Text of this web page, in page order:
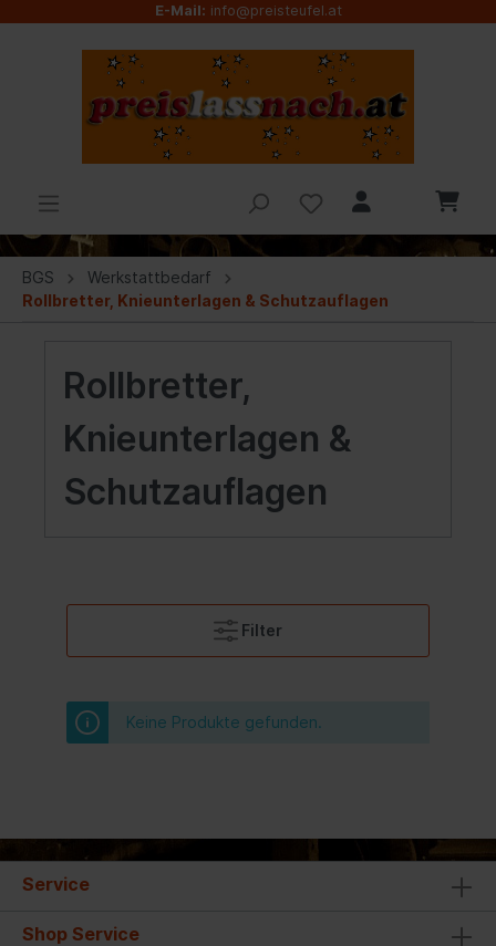
E-Mail: info@preisteufel.at
BGS
Werkstattbedarf
Rollbretter, Knieunterlagen & Schutzauflagen
Rollbretter,
Knieunterlagen &
Schutzauflagen
Filter
Keine Produkte gefunden.
Service
Shop Service